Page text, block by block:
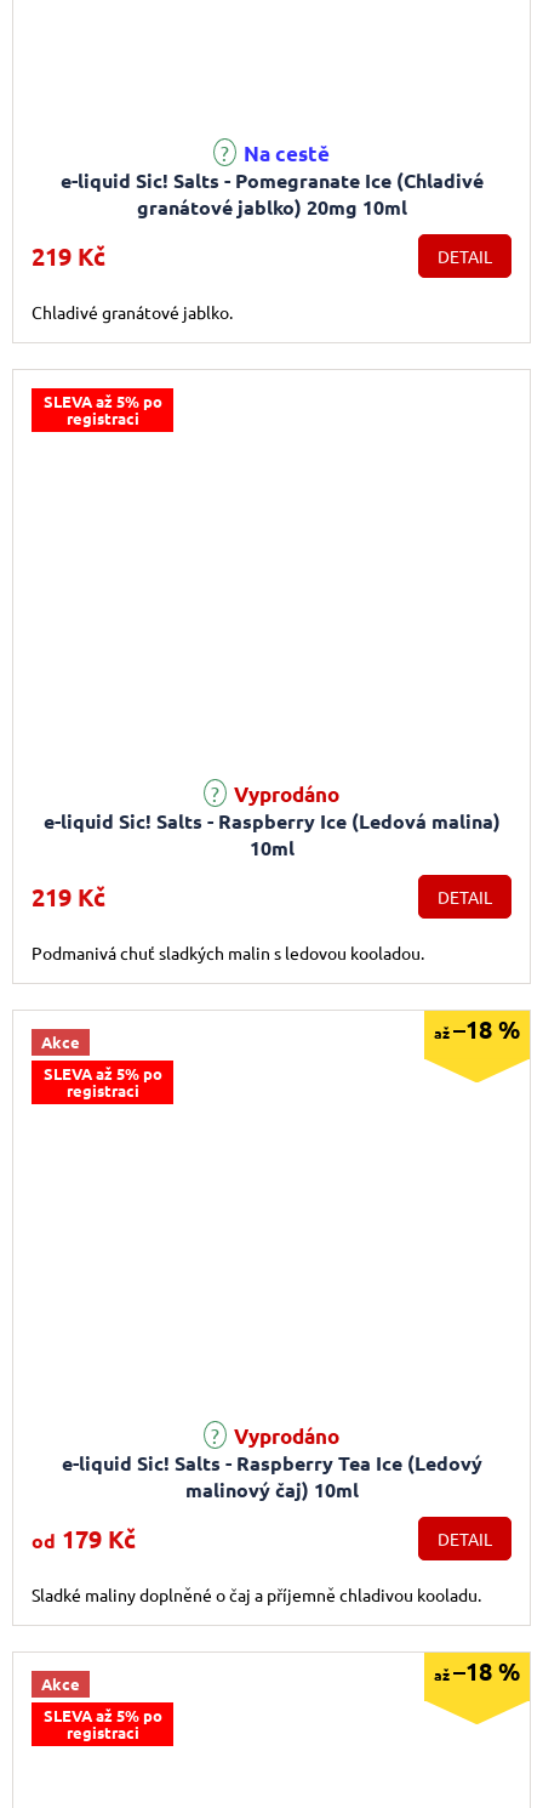
e-liquid Sic! Salts - Pomegranate Ice (Chladivé
granátové jablko) 20mg 10ml
Na cestě
219 Kč DETAIL
Chladivé granátové jablko.
SLEVA až 5% po
registraci
e-liquid Sic! Salts - Raspberry Ice (Ledová malina)
10ml
Vyprodáno
219 Kč DETAIL
Podmanivá chuť sladkých malin s ledovou kooladou.
Akce
SLEVA až 5% po
registraci
až–18 %
e-liquid Sic! Salts - Raspberry Tea Ice (Ledový
malinový čaj) 10ml
Průměrné hodnocení produktu je 4,5 z 5 hvězdiček.
Vyprodáno
od 179 Kč DETAIL
Sladké maliny doplněné o čaj a příjemně chladivou kooladu.
Akce
SLEVA až 5% po
registraci
až–18 %